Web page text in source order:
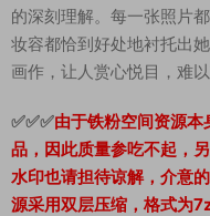
的深刻理解。每一张照片
妆容都恰到好处地衬托出
画作，让人赏心悦目，难以
✅✅✅由于铁粉空间资源
品，因此质量参吃不起，
水印也请担待谅解，介意
源采用双层压缩，格式为